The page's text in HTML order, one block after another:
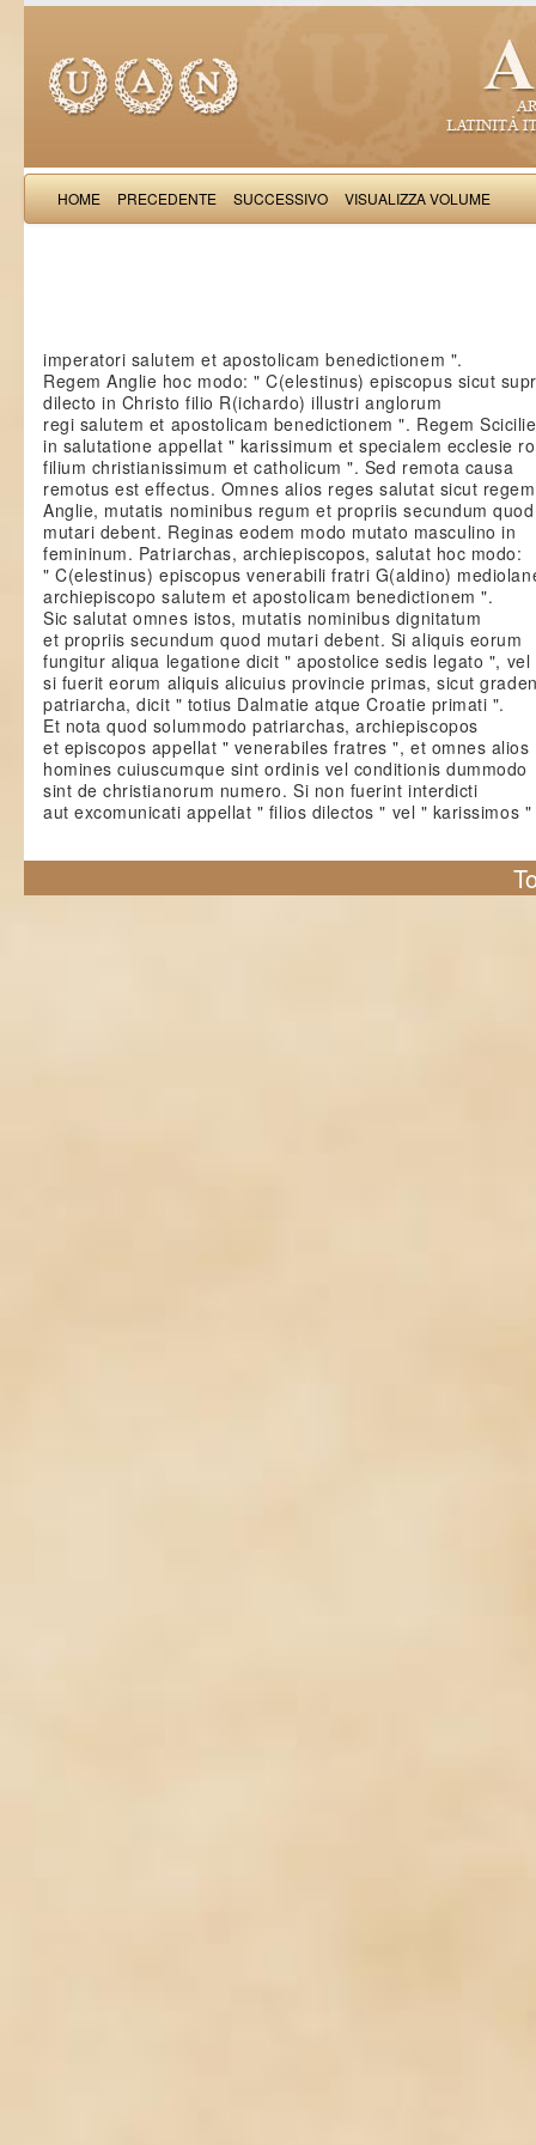
HOME PRECEDENTE SUCCESSIVO VISUALIZZA VOLUME
imperatori salutem et apostolicam benedictionem ".
Regem Anglie hoc modo: " C(elestinus) episcopus sicut
dilecto in Christo filio R(ichardo) illustri anglorum
regi salutem et apostolicam benedictionem ". Regem Scicilie
in salutatione appellat " karissimum et specialem ecclesie
filium christianissimum et catholicum ". Sed remota causa
remotus est effectus. Omnes alios reges salutat sicut regem
Anglie, mutatis nominibus regum et propriis secundum quod
mutari debent. Reginas eodem modo mutato masculino in
femininum. Patriarchas, archiepiscopos, salutat hoc modo:
" C(elestinus) episcopus venerabili fratri G(aldino)
archiepiscopo salutem et apostolicam benedictionem ".
Sic salutat omnes istos, mutatis nominibus dignitatum
et propriis secundum quod mutari debent. Si aliquis eorum
fungitur aliqua legatione dicit " apostolice sedis legato ", vel
si fuerit eorum aliquis alicuius provincie primas, sicut
patriarcha, dicit " totius Dalmatie atque Croatie primati ".
Et nota quod solummodo patriarchas, archiepiscopos
et episcopos appellat " venerabiles fratres ", et omnes alios
homines cuiuscumque sint ordinis vel conditionis dummodo
sint de christianorum numero. Si non fuerint interdicti
aut excomunicati appellat " filios dilectos " vel " karissimos "